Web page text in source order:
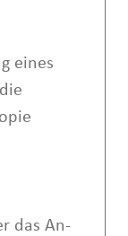
eines
das An-